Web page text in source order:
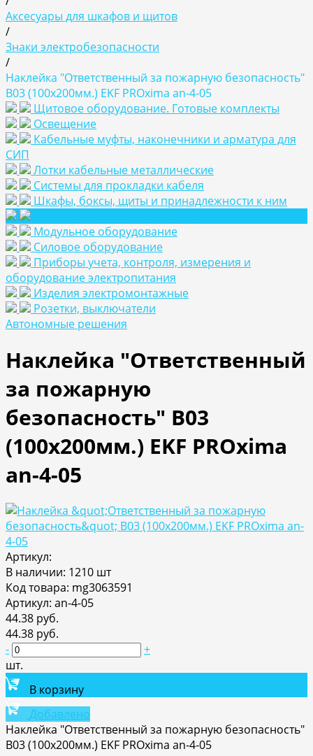
Аксесуары для шкафов и щитов
/
Знаки электробезопасности
/
Наклейка "Ответственный за пожарную безопасность"
B03 (100х200мм.) EKF PROxima an-4-05
Щитовое оборудование. Готовые комплекты
Освещение
Кабельные муфты, наконечники и арматура для
СИП
Лотки кабельные металлические
Системы для прокладки кабеля
Шкафы, боксы, щиты и принадлежности к ним
Модульное оборудование
Силовое оборудование
Приборы учета, контроля, измерения и
оборудование электропитания
Изделия электромонтажные
Розетки, выключатели
Автономные решения
Наклейка "Ответственный
за пожарную
безопасность" B03
(100х200мм.) EKF PROxima
an-4-05
Артикул:
В наличии: 1210 шт
Код товара: mg3063591
Артикул: an-4-05
44.38 руб.
44.38 руб.
-
+
шт.
В корзину
Добавлено
Наклейка "Ответственный за пожарную безопасность"
B03 (100х200мм.) EKF PROxima an-4-05